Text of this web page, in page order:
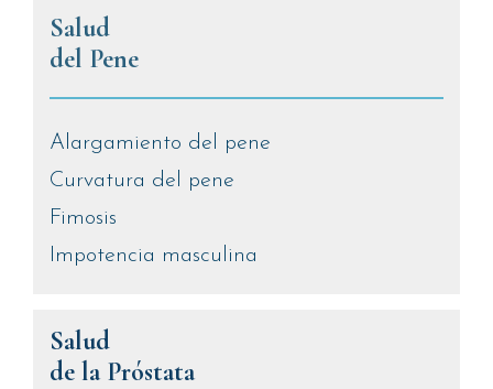
Salud
del Pene
Alargamiento del pene
Curvatura del pene
Fimosis
Impotencia masculina
Salud
de la Próstata